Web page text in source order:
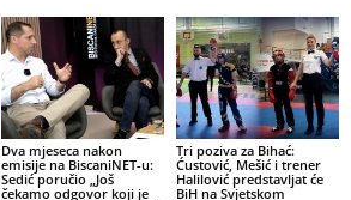
Dva mjeseca nakon
emisije na BiscaniNET-u:
Sedić poručio „Još
čekamo odgovor koji je
Tri poziva za Bihać:
Ćustović, Mešić i trener
Halilović predstavljat će
BiH na Svjetskom